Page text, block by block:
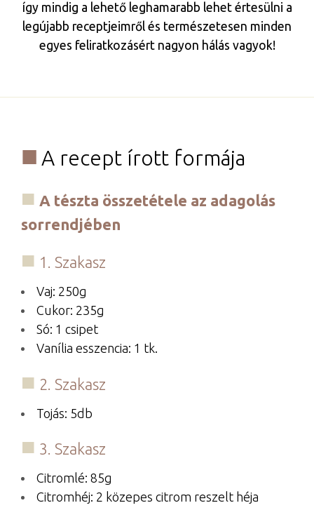
így mindig a lehető leghamarabb lehet értesülni a
legújabb receptjeimről és természetesen minden
egyes feliratkozásért nagyon hálás vagyok!
A recept írott formája
A tészta összetétele az adagolás
sorrendjében
1. Szakasz
Vaj: 250g
Cukor: 235g
Só: 1 csipet
Vanília esszencia: 1 tk.
2. Szakasz
Tojás: 5db
3. Szakasz
Citromlé: 85g
Citromhéj: 2 közepes citrom reszelt héja